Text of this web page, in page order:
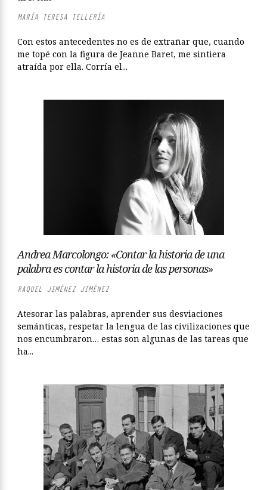
MARÍA TERESA TELLERÍA
Con estos antecedentes no es de extrañar que, cuando
me topé con la figura de Jeanne Baret, me sintiera
atraída por ella. Corría el...
Andrea Marcolongo: «Contar la historia de una
palabra es contar la historia de las personas»
RAQUEL JIMÉNEZ JIMÉNEZ
Atesorar las palabras, aprender sus desviaciones
semánticas, respetar la lengua de las civilizaciones que
nos encumbraron… estas son algunas de las tareas que
ha...